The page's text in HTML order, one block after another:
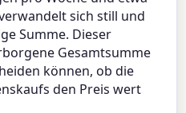
sich still und
Summe. Dieser
Gesamtsumme
können, ob die
den Preis wert